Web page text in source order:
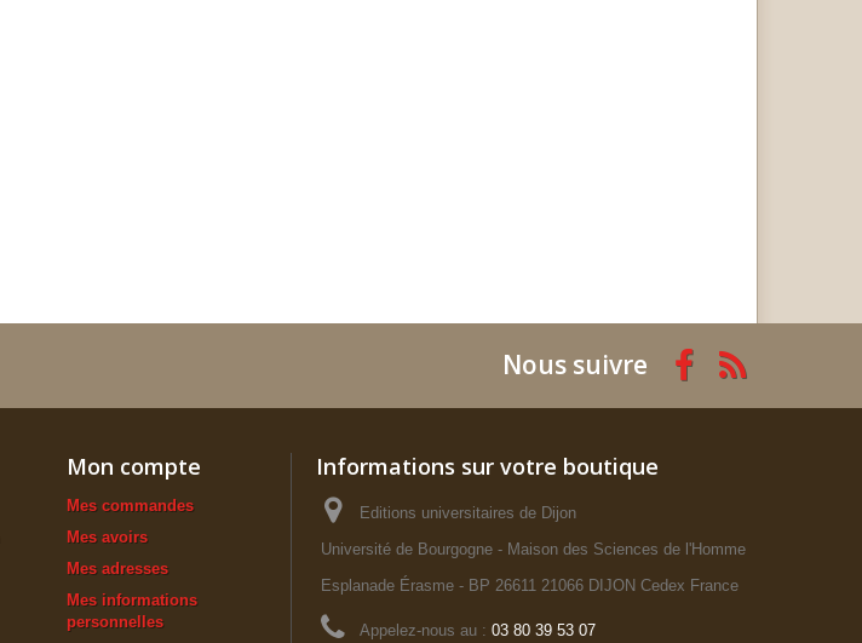
Nous suivre
Mon compte
Mes commandes
Mes avoirs
Mes adresses
Mes informations
personnelles
Informations sur votre boutique
Editions universitaires de Dijon
Université de Bourgogne - Maison des Sciences de l'Homme
Esplanade Érasme - BP 26611 21066 DIJON Cedex France
Appelez-nous au : 03 80 39 53 07